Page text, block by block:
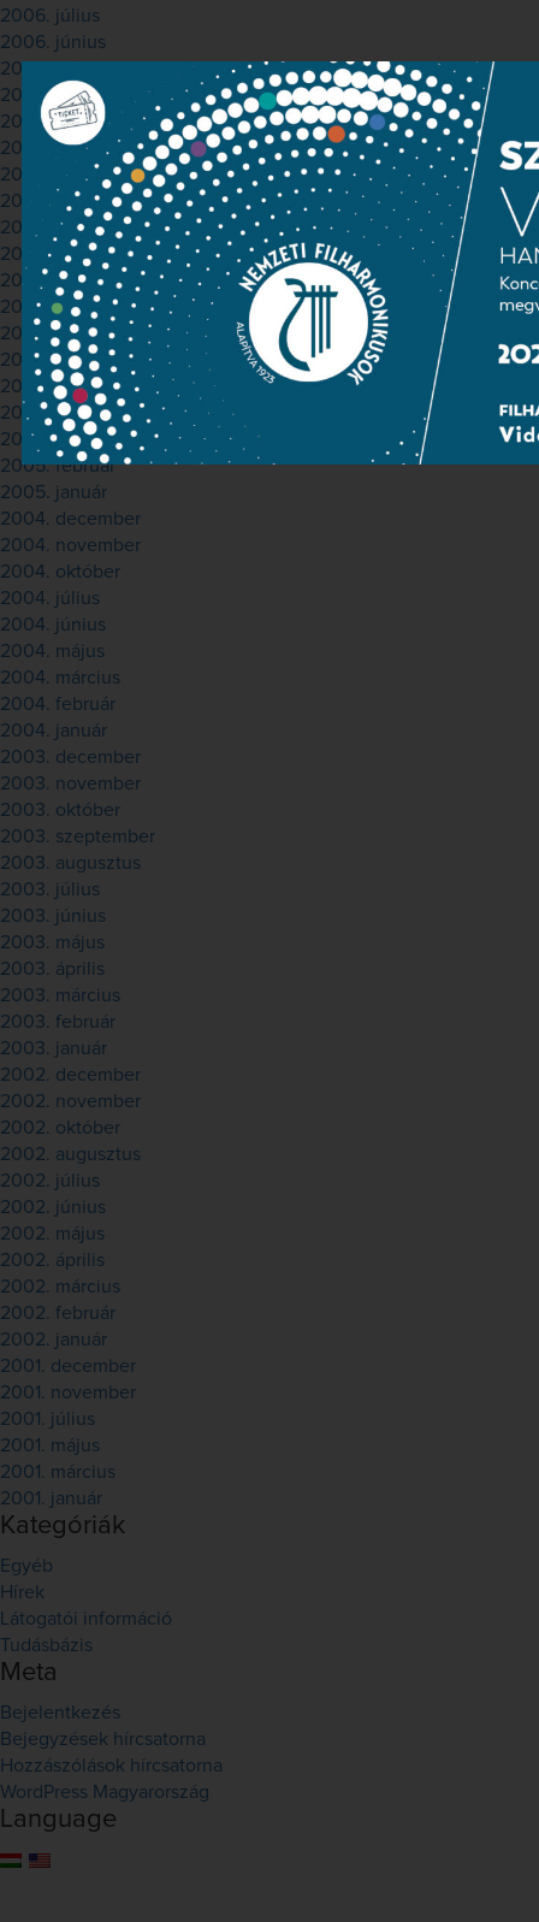
2006. július
2006. június
2006. május
2006. április
2006. március
2006. február
2006. január
2005. december
2005. november
2005. október
2005. szeptember
2005. augusztus
2005. július
2005. június
2005. május
2005. április
2005. március
2005. február
2005. január
2004. december
2004. november
2004. október
2004. július
2004. június
2004. május
2004. március
2004. február
2004. január
2003. december
2003. november
2003. október
2003. szeptember
2003. augusztus
2003. július
2003. június
2003. május
2003. április
2003. március
2003. február
2003. január
2002. december
2002. november
2002. október
2002. augusztus
2002. július
2002. június
2002. május
2002. április
2002. március
2002. február
2002. január
2001. december
2001. november
2001. július
2001. május
2001. március
2001. január
Kategóriák
Egyéb
Hírek
Látogatói információ
Tudásbázis
Meta
Bejelentkezés
Bejegyzések hírcsatorna
Hozzászólások hírcsatorna
WordPress Magyarország
Language